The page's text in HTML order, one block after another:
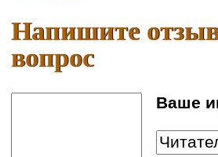
Напишите
вопрос
Ваше